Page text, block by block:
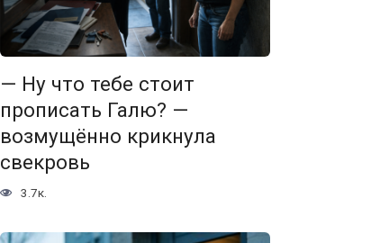
— Ну что тебе стоит
прописать Галю? —
возмущённо крикнула
свекровь
3.7к.